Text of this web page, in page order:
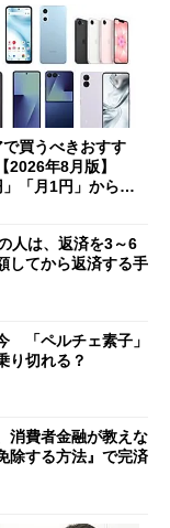
買うべきおすす
2026年8月版】
」「月1円」からお
人は、返済を3～6
してから返済する手
「ペルチェ素子」
り切れる？
消費者金融が教えな
除する方法』で完済